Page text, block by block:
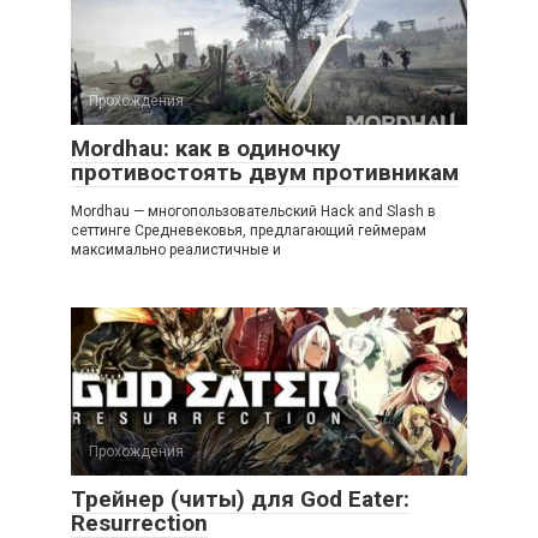
Прохождения
Mordhau: как в одиночку
противостоять двум противникам
Mordhau — многопользовательский Hack and Slash в
сеттинге Средневековья, предлагающий геймерам
максимально реалистичные и
Прохождения
Трейнер (читы) для God Eater:
Resurrection